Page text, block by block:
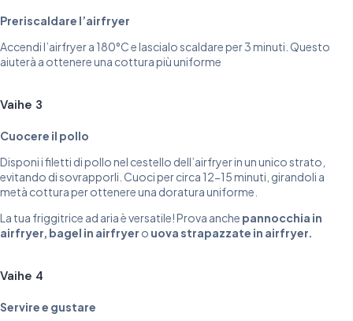
Preriscaldare l’airfryer
Accendi l’airfryer a 180°C e lascialo scaldare per 3 minuti. Questo
aiuterà a ottenere una cottura più uniforme
Vaihe 3
Cuocere il pollo
Disponi i filetti di pollo nel cestello dell’airfryer in un unico strato,
evitando di sovrapporli. Cuoci per circa 12-15 minuti, girandoli a
metà cottura per ottenere una doratura uniforme.
La tua friggitrice ad aria è versatile! Prova anche pannocchia in
airfryer, bagel in airfryer o uova strapazzate in airfryer.
Vaihe 4
Servire e gustare